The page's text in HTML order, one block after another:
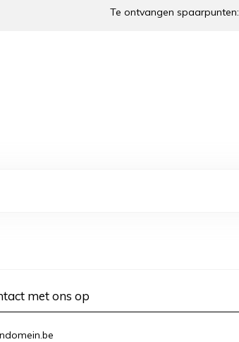
Te ontvangen spaarpunten:
met ons op